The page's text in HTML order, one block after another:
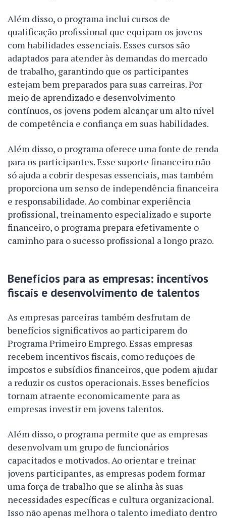
Além disso, o programa inclui cursos de
qualificação profissional que equipam os jovens
com habilidades essenciais. Esses cursos são
adaptados para atender às demandas do mercado
de trabalho, garantindo que os participantes
estejam bem preparados para suas carreiras. Por
meio de aprendizado e desenvolvimento
contínuos, os jovens podem alcançar um alto nível
de competência e confiança em suas habilidades.
Além disso, o programa oferece uma fonte de renda
para os participantes. Esse suporte financeiro não
só ajuda a cobrir despesas essenciais, mas também
proporciona um senso de independência financeira
e responsabilidade. Ao combinar experiência
profissional, treinamento especializado e suporte
financeiro, o programa prepara efetivamente o
caminho para o sucesso profissional a longo prazo.
Benefícios para as empresas: incentivos
fiscais e desenvolvimento de talentos
As empresas parceiras também desfrutam de
benefícios significativos ao participarem do
Programa Primeiro Emprego. Essas empresas
recebem incentivos fiscais, como reduções de
impostos e subsídios financeiros, que podem ajudar
a reduzir os custos operacionais. Esses benefícios
tornam atraente economicamente para as
empresas investir em jovens talentos.
Além disso, o programa permite que as empresas
desenvolvam um grupo de funcionários
capacitados e motivados. Ao orientar e treinar
jovens participantes, as empresas podem formar
uma força de trabalho que se alinha às suas
necessidades específicas e cultura organizacional.
Isso não apenas melhora o talento imediato dentro